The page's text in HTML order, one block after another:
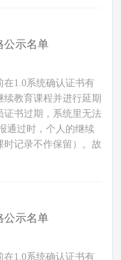
公示名单
在1.0系统确认证书有
教育课程并进行延期
证书过期，系统里无法
通过时，个人的继续
时记录不作保留）。故
公示名单
在1.0系统确认证书有